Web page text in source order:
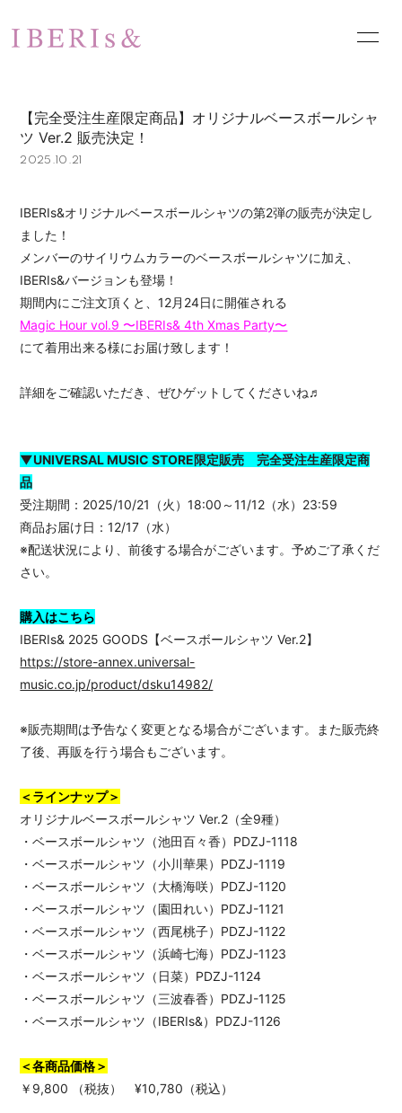
SCHEDULE PROFILE
PHOTO お問い合わせ
【完全受注生産限定商品】オリジナルベースボールシャ
ツ Ver.2 販売決定！
2025.10.21
IBERIs&オリジナルベースボールシャツの第2弾の販売が決定し
ました！
メンバーのサイリウムカラーのベースボールシャツに加え、
IBERIs&バージョンも登場！
期間内にご注文頂くと、12月24日に開催される
Magic Hour vol.9 〜IBERIs& 4th Xmas Party〜
にて着用出来る様にお届け致します！
詳細をご確認いただき、ぜひゲットしてくださいね♬
▼UNIVERSAL MUSIC STORE限定販売 完全受注生産限定商
品
受注期間：2025/10/21（火）18:00～11/12（水）23:59
商品お届け日：12/17（水）
※配送状況により、前後する場合がございます。予めご了承くだ
さい。
購入はこちら
IBERIs& 2025 GOODS【ベースボールシャツ Ver.2】
https://store-annex.universal-
music.co.jp/product/dsku14982/
※販売期間は予告なく変更となる場合がございます。また販売終
了後、再販を行う場合もございます。
＜ラインナップ＞
オリジナルベースボールシャツ Ver.2（全9種）
・ベースボールシャツ（池田百々香）PDZJ-1118
・ベースボールシャツ（小川華果）PDZJ-1119
・ベースボールシャツ（大橋海咲）PDZJ-1120
・ベースボールシャツ（園田れい）PDZJ-1121
・ベースボールシャツ（西尾桃子）PDZJ-1122
・ベースボールシャツ（浜崎七海）PDZJ-1123
・ベースボールシャツ（日菜）PDZJ-1124
・ベースボールシャツ（三波春香）PDZJ-1125
・ベースボールシャツ（IBERIs&）PDZJ-1126
＜各商品価格＞
￥9,800 （税抜） ¥10,780（税込）